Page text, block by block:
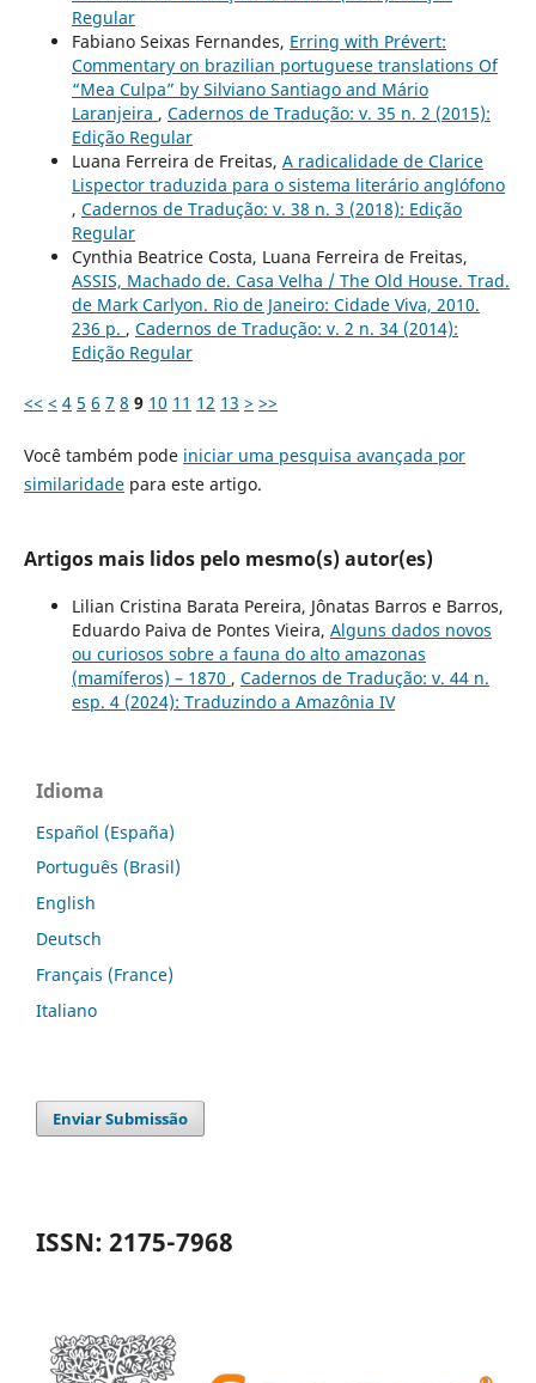
Regular
Fabiano Seixas Fernandes, Erring with Prévert:
Commentary on brazilian portuguese translations Of
“Mea Culpa” by Silviano Santiago and Mário
Laranjeira , Cadernos de Tradução: v. 35 n. 2 (2015):
Edição Regular
Luana Ferreira de Freitas, A radicalidade de Clarice
Lispector traduzida para o sistema literário anglófono
, Cadernos de Tradução: v. 38 n. 3 (2018): Edição
Regular
Cynthia Beatrice Costa, Luana Ferreira de Freitas,
ASSIS, Machado de. Casa Velha / The Old House. Trad.
de Mark Carlyon. Rio de Janeiro: Cidade Viva, 2010.
236 p. , Cadernos de Tradução: v. 2 n. 34 (2014):
Edição Regular
<< < 4 5 6 7 8 9 10 11 12 13 > >>
Você também pode iniciar uma pesquisa avançada por
similaridadepara este artigo.
Artigos mais lidos pelo mesmo(s) autor(es)
Lilian Cristina Barata Pereira, Jônatas Barros e Barros,
Eduardo Paiva de Pontes Vieira, Alguns dados novos
ou curiosos sobre a fauna do alto amazonas
(mamíferos) – 1870 , Cadernos de Tradução: v. 44 n.
esp. 4 (2024): Traduzindo a Amazônia IV
Idioma
Español (España)
Português (Brasil)
English
Deutsch
Français (France)
Italiano
Enviar Submissão
ISSN: 2175-7968